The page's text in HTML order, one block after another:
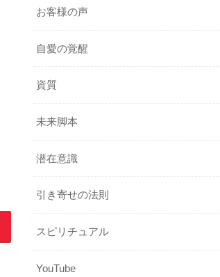
お客様の声
自愛の覚醒
資質
未来脚本
潜在意識
引き寄せの法則
スピリチュアル
YouTube